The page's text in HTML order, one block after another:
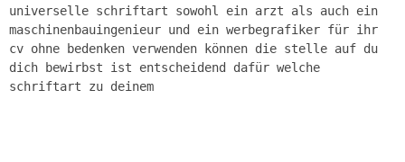
universelle schriftart sowohl ein arzt als auch ein
maschinenbauingenieur und ein werbegrafiker für ihr
cv ohne bedenken verwenden können die stelle auf du
dich bewirbst ist entscheidend dafür welche
schriftart zu deinem